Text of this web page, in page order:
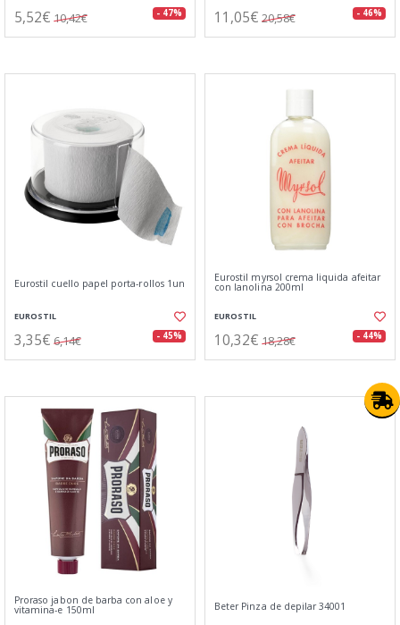
5,52€ 10,42€ - 47% 11,05€ 20,58€ - 46%
Eurostil cuello papel porta-rollos 1un
EUROSTIL
3,35€ 6,14€ - 45%
Eurostil myrsol crema liquida afeitar
con lanolina 200ml
EUROSTIL
10,32€ 18,28€ - 44%
Proraso jabon de barba con aloe y
vitamina-e 150ml Beter Pinza de depilar 34001